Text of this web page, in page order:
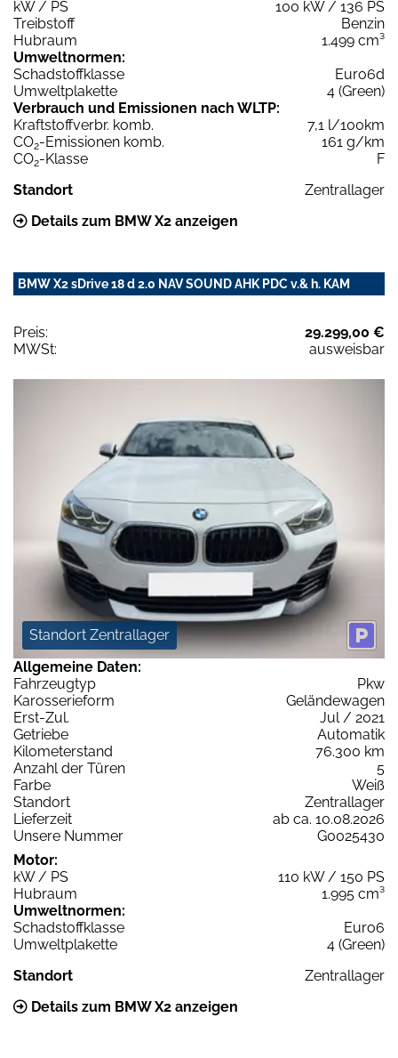
kW / PS
100 kW / 136 PS
Treibstoff
Benzin
Hubraum
1.499 cm³
Umweltnormen:
Schadstoffklasse
Euro6d
Umweltplakette
4 (Green)
Verbrauch und Emissionen nach WLTP:
Kraftstoffverbr. komb.
7,1 l/100km
CO2-Emissionen komb.
161 g/km
CO2-Klasse
F
Standort
Zentrallager
Details zum BMW X2 anzeigen
BMW X2 sDrive 18 d 2.0 NAV SOUND AHK PDC v.& h. KAM
Preis:
29.299,00 €
MWSt:
ausweisbar
Standort Zentrallager
Allgemeine Daten:
Fahrzeugtyp
Pkw
Karosserieform
Geländewagen
Erst-Zul.
Jul / 2021
Getriebe
Automatik
Kilometerstand
76.300 km
Anzahl der Türen
5
Farbe
Weiß
Standort
Zentrallager
Lieferzeit
ab ca. 10.08.2026
Unsere Nummer
G0025430
Motor:
kW / PS
110 kW / 150 PS
Hubraum
1.995 cm³
Umweltnormen:
Schadstoffklasse
Euro6
Umweltplakette
4 (Green)
Standort
Zentrallager
Details zum BMW X2 anzeigen